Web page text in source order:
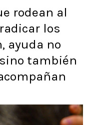
rodean al
los
ayuda no
también